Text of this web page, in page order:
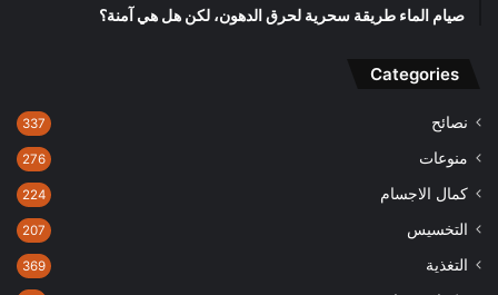
صيام الماء طريقة سحرية لحرق الدهون، لكن هل هي آمنة؟
Categories
نصائح 337
منوعات 276
كمال الاجسام 224
التخسيس 207
التغذية 369